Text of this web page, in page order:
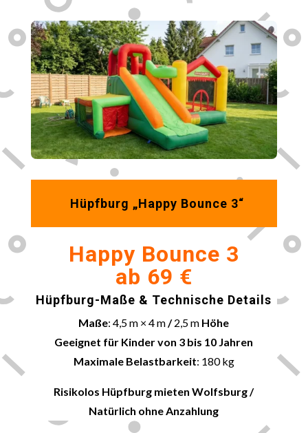
Hüpfburg „Happy Bounce 3“
Happy Bounce 3
ab 69 €
Hüpfburg-Maße & Technische Details
Maße: 4,5 m × 4 m/2,5 m Höhe
Geeignet für Kinder von 3 bis 10 Jahren
Maximale Belastbarkeit: 180 kg
Risikolos Hüpfburg mietenWolfsburg/
Natürlich ohne Anzahlung